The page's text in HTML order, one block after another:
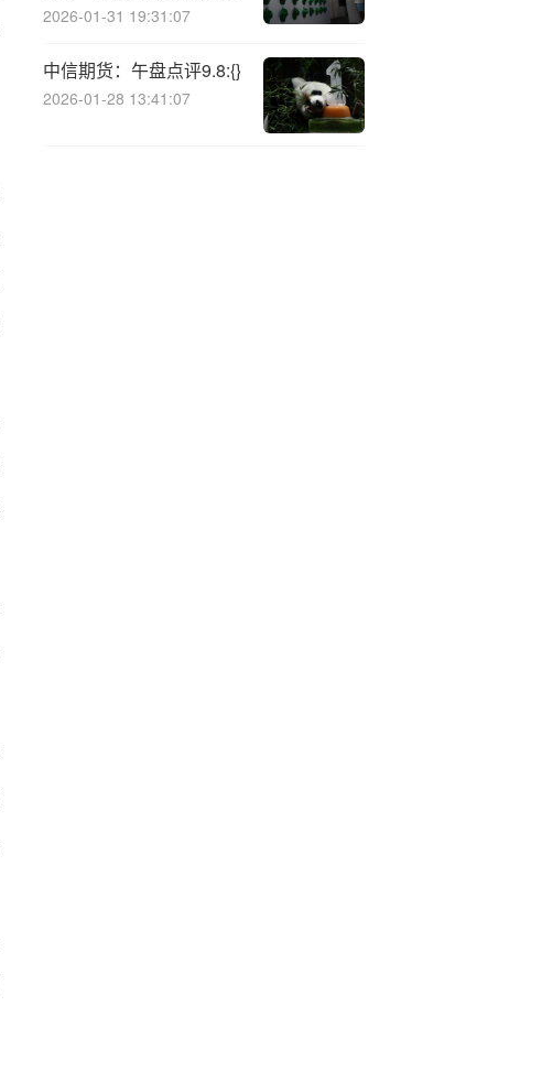
责任先锋奖
2026-01-31 19:31:07
中信期货：午盘点评9.8:{}
2026-01-28 13:41:07